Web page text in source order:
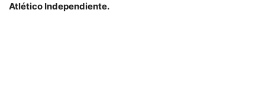
Atlético Independiente.